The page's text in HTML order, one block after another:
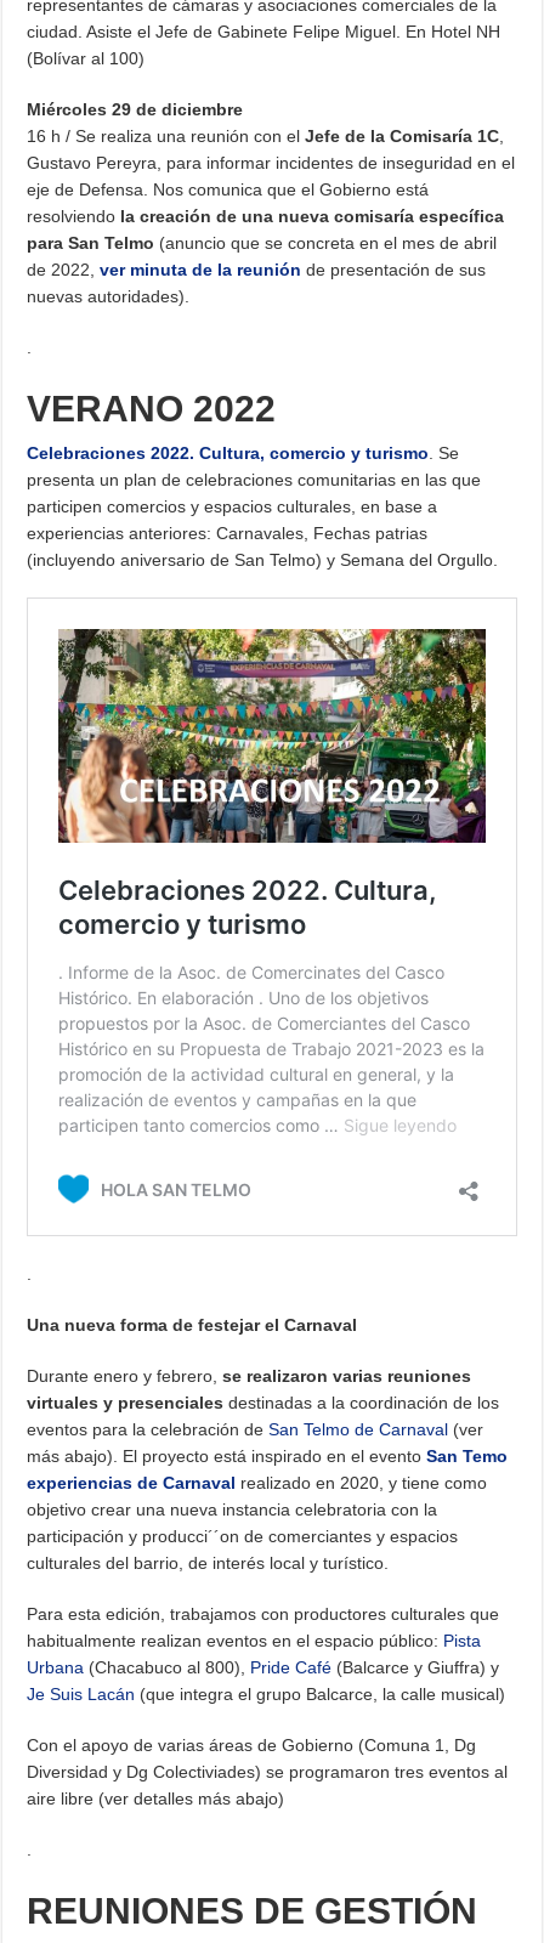
representantes de cámaras y asociaciones comerciales de la
ciudad. Asiste el Jefe de Gabinete Felipe Miguel. En Hotel NH
(Bolívar al 100)
Miércoles 29 de diciembre
16 h / Se realiza una reunión con elJefe de la Comisaría 1C
Gustavo Pereyra, para informar incidentes de inseguridad en el
eje de Defensa. Nos comunica que el Gobierno está
resolviendo la creación de una nueva comisaría específica
para San Telmo (anuncio que se concreta en el mes de abril
de 2022,ver minuta de la reunión de presentación de sus
nuevas autoridades).
VERANO 2022
Celebraciones 2022. Cultura, comercio y turismo . Se
presenta un plan de celebraciones comunitarias en las que
participen comercios y espacios culturales, en base a
experiencias anteriores: Carnavales, Fechas patrias
(incluyendo aniversario de San Telmo) y Semana del Orgullo.
Una nueva forma de festejar el Carnaval
Durante enero y febrero,se realizaron varias reuniones
virtuales y presenciales destinadas a la coordinación de los
eventos para la celebración deSan Telmo de Carnaval (ver
más abajo). El proyecto está inspirado en el eventoSan Temo
experiencias de Carnaval realizado en 2020, y tiene como
objetivo crear una nueva instancia celebratoria con la
participación y producci´´on de comerciantes y espacios
culturales del barrio, de interés local y turístico.
Para esta edición, trabajamos con productores culturales que
habitualmente realizan eventos en el espacio público: Pista
Urbana (Chacabuco al 800), Pride Café (Balcarce y Giuffra) y
Je Suis Lacán (que integra el grupo Balcarce, la calle musical)
Con el apoyo de varias áreas de Gobierno (Comuna 1, Dg
Diversidad y Dg Colectiviades) se programaron tres eventos al
aire libre (ver detalles más abajo)
REUNIONES DE GESTIÓN